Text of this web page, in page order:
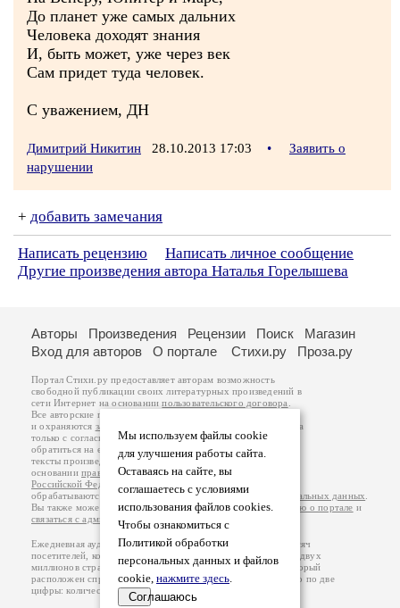
До планет уже самых дальних
Человека доходят знания
И, быть может, уже через век
Сам придет туда человек.
С уважением, ДН
Димитрий Никитин 28.10.2013 17:03 •
Заявить о
нарушении
+ добавить замечания
Написать рецензию
Написать личное сообщение
Другие произведения автора Наталья Горелышева
Мы используем файлы cookie
для улучшения работы сайта.
Оставаясь на сайте, вы
соглашаетесь с условиями
использования файлов cookies.
Чтобы ознакомиться с
Политикой обработки
персональных данных и файлов
cookie, нажмите здесь.
Соглашаюсь
Авторы Произведения Рецензии Поиск
Магазин
Вход для авторов
О портале Стихи.ру Проза.ру
Портал Стихи.ру предоставляет авторам возможность
свободной публикации своих литературных произведений в
сети Интернет на основаниипользовательского договора
Все авторские права на произведения принадлежат авторам
и охраняются законом
. Перепечатка произведений возможна
только с согласия его автора, к которому вы можете
обратиться на его авторской странице. Ответственность за
тексты произведений авторы несут самостоятельно на
основанииправил публикацииизаконодательства
Российской Федерации
обрабатываются на основанииПолитики обработки персональных данных
Вы также можете посмотреть более подробнуюинформацию о портале и
связаться с администрацией
Ежедневная аудитория портала Стихи.ру – порядка 200 тысяч
посетителей, которые в общей сумме просматривают более двух
миллионов страниц по данным счетчика посещаемости, который
расположен справа от этого текста. В каждой графе указано по две
цифры: количество просмотров и количество посетителей.